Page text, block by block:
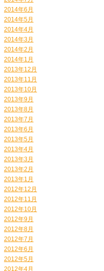
2014年6月
2014年5月
2014年4月
2014年3月
2014年2月
2014年1月
2013年12月
2013年11月
2013年10月
2013年9月
2013年8月
2013年7月
2013年6月
2013年5月
2013年4月
2013年3月
2013年2月
2013年1月
2012年12月
2012年11月
2012年10月
2012年9月
2012年8月
2012年7月
2012年6月
2012年5月
2012年4月